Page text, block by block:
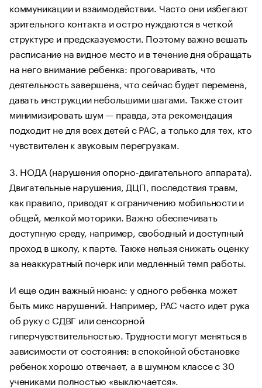
коммуникации и взаимодействии. Часто они избегают
зрительного контакта и остро нуждаются в четкой
структуре и предсказуемости. Поэтому важно вешать
расписание на видное место и в течение дня обращать
на него внимание ребенка: проговаривать, что
деятельность завершена, что сейчас будет перемена,
давать инструкции небольшими шагами. Также стоит
минимизировать шум — правда, эта рекомендация
подходит не для всех детей с РАС, а только для тех, кто
чувствителен к звуковым перегрузкам.
3. НОДА (нарушения опорно-двигательного аппарата).
Двигательные нарушения, ДЦП, последствия травм,
как правило, приводят к ограничению мобильности и
общей, мелкой моторики. Важно обеспечивать
доступную среду, например, свободный и доступный
проход в школу, к парте. Также нельзя снижать оценку
за неаккуратный почерк или медленный темп работы.
И еще один важный нюанс: у одного ребенка может
быть микс нарушений. Например, РАС часто идет рука
об руку с СДВГ или сенсорной
гиперчувствительностью. Трудности могут меняться в
зависимости от состояния: в спокойной обстановке
ребенок хорошо отвечает, а в шумном классе с 30
учениками полностью «выключается».